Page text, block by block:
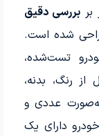
بربررسی دقیق
شده است.
تست‌شده،
از رنگ، بدنه،
عددی و
دارای یک